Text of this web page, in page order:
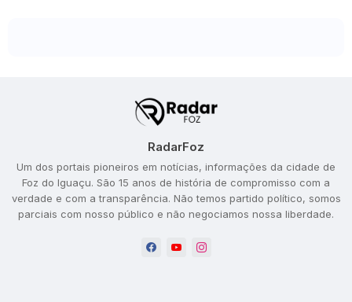
RadarFoz
Um dos portais pioneiros em notícias, informações da cidade de
Foz do Iguaçu. São 15 anos de história de compromisso com a
verdade e com a transparência. Não temos partido político, somos
parciais com nosso público e não negociamos nossa liberdade.